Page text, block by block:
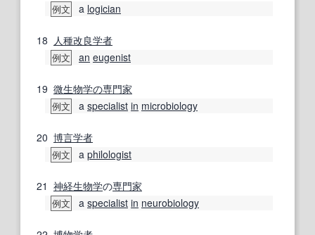
例文 a logician
18 人種改良学者
例文 an eugenist
19 微生物学の専門家
例文 a specialist in microbiology
20 博言学者
例文 a philologist
21 神経生物学の専門家
例文 a specialist in neurobiology